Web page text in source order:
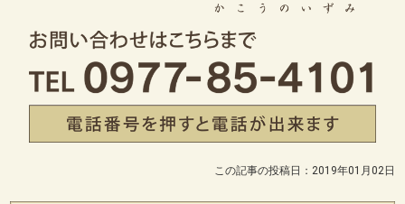
この記事の投稿日：2019年01月02日